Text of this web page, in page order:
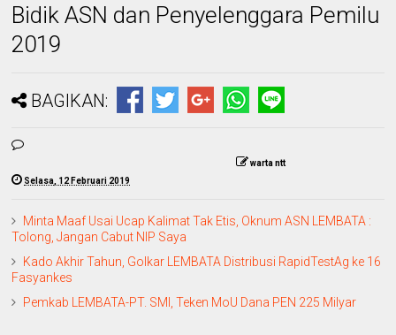
Bidik ASN dan Penyelenggara Pemilu
2019
BAGIKAN:
warta ntt
Selasa, 12 Februari 2019
Minta Maaf Usai Ucap Kalimat Tak Etis, Oknum ASN LEMBATA :
Tolong, Jangan Cabut NIP Saya
Kado Akhir Tahun, Golkar LEMBATA Distribusi RapidTestAg ke 16
Fasyankes
Pemkab LEMBATA-PT. SMI, Teken MoU Dana PEN 225 Milyar